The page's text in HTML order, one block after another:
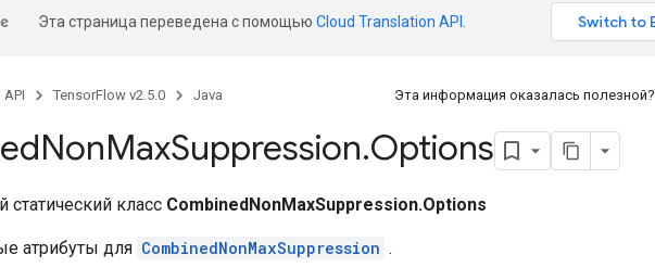
Эта страница переведена с помощью Cloud Translation API
API TensorFlow v2.5.0 Java Эта информация оказалась полезной?
NonMaxSuppression.Options
класс CombinedNonMaxSuppression.Options
атрибуты для CombinedNonMaxSuppression .